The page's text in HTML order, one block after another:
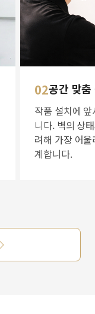
02공간 맞
작품 설치에
니다. 벽의 상
려해 가장 어
계합니다.